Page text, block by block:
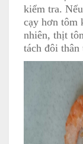
kiểm tra.
cạy hơn tôm
nhiên, thịt
tách đôi thân